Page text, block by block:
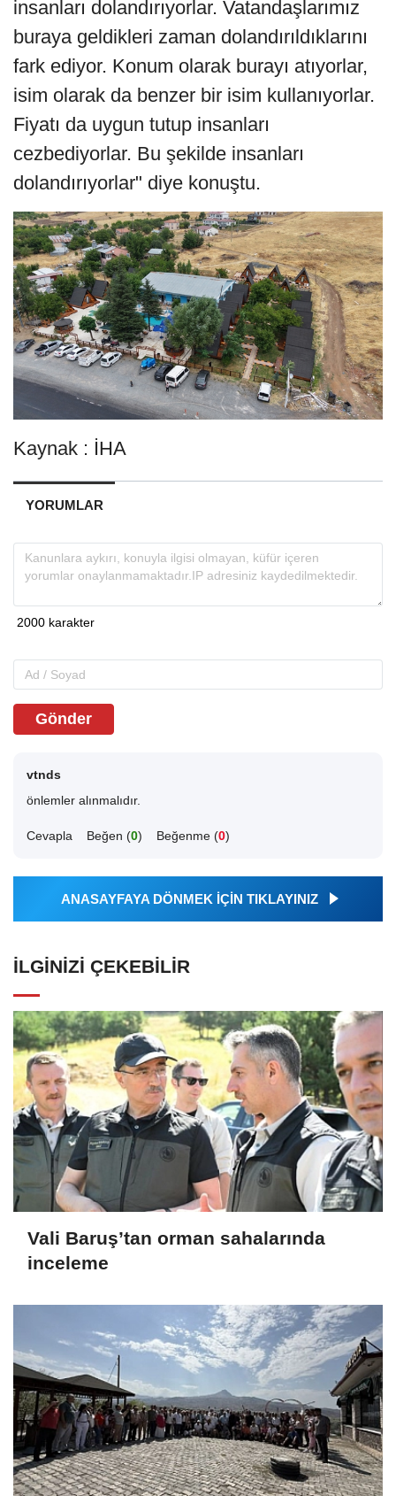
insanları dolandırıyorlar. Vatandaşlarımız
buraya geldikleri zaman dolandırıldıklarını
fark ediyor. Konum olarak burayı atıyorlar,
isim olarak da benzer bir isim kullanıyorlar.
Fiyatı da uygun tutup insanları
cezbediyorlar. Bu şekilde insanları
dolandırıyorlar" diye konuştu.
Kaynak : İHA
YORUMLAR
Gönder
vtnds
önlemler alınmalıdır.
Cevapla Beğen (0) Beğenme (0)
ANASAYFAYA DÖNMEK İÇİN TIKLAYINIZ
İLGINIZI ÇEKEBILIR
Vali Baruş’tan orman sahalarında
inceleme